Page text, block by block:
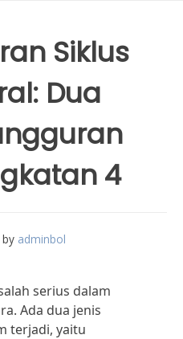
Siklus
Dua
4
by adminbol
serius dalam
Ada dua jenis
terjadi, yaitu